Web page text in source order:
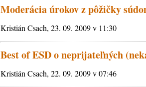
Moderácia úrokov z pôžičky
Kristián Csach, 23. 09. 2009 v 11:30
Best of ESD o neprijateľných
Kristián Csach, 22. 09. 2009 v 07:46